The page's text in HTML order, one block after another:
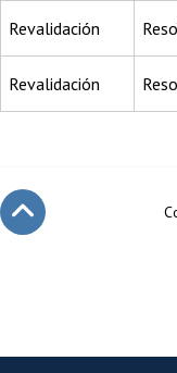
Revalidación
Revalidación